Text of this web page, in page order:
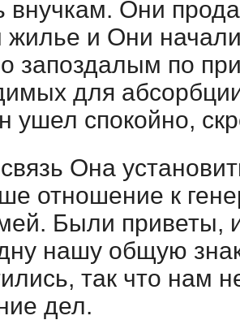
внучкам. Они
жилье и Они
запоздалым по
для
ушел спокойно,
Она
отношение к
Были приветы,
нашу общую
так что нам
дел.